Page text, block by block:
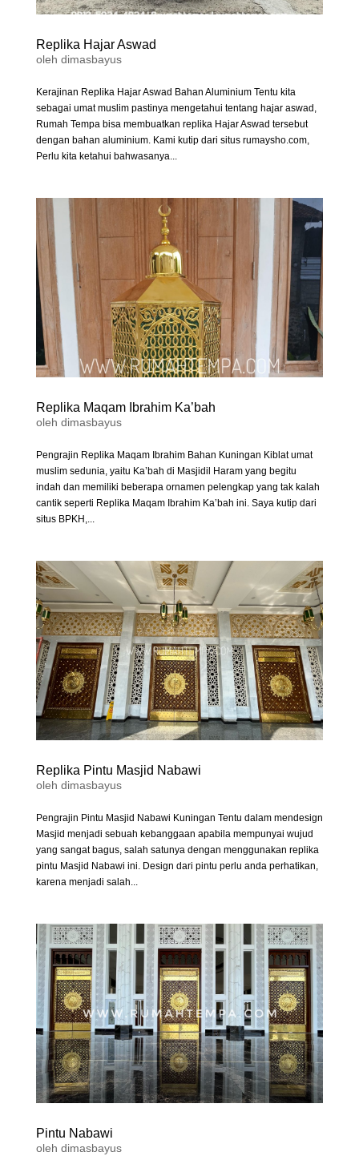
Replika Hajar Aswad
oleh dimasbayus
Kerajinan Replika Hajar Aswad Bahan Aluminium Tentu kita
sebagai umat muslim pastinya mengetahui tentang hajar aswad,
Rumah Tempa bisa membuatkan replika Hajar Aswad tersebut
dengan bahan aluminium. Kami kutip dari situs rumaysho.com,
Perlu kita ketahui bahwasanya...
Replika Maqam Ibrahim Ka’bah
oleh dimasbayus
Pengrajin Replika Maqam Ibrahim Bahan Kuningan Kiblat umat
muslim sedunia, yaitu Ka’bah di Masjidil Haram yang begitu
indah dan memiliki beberapa ornamen pelengkap yang tak kalah
cantik seperti Replika Maqam Ibrahim Ka’bah ini. Saya kutip dari
situs BPKH,...
Replika Pintu Masjid Nabawi
oleh dimasbayus
Pengrajin Pintu Masjid Nabawi Kuningan Tentu dalam mendesign
Masjid menjadi sebuah kebanggaan apabila mempunyai wujud
yang sangat bagus, salah satunya dengan menggunakan replika
pintu Masjid Nabawi ini. Design dari pintu perlu anda perhatikan,
karena menjadi salah...
Pintu Nabawi
oleh dimasbayus